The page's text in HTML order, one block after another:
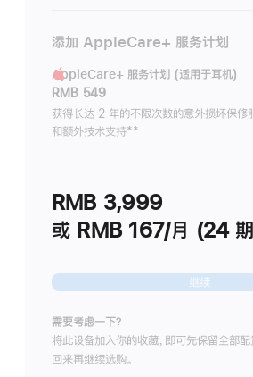
添加 AppleCare+ 服务计划
AppleCare+ 服务计划 (适用于耳机)
RMB 549
获得长达 2 年的不限次数的意外损坏保修
和额外技术支持脚
**
RMB 3,999
或 RMB 167/月 (24
继续
需要考虑一下？
将此设备加入你的收藏，即可先保留全部配
回来再继续选购。